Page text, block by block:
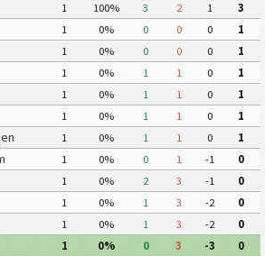
1 100% 3 2 1
3
1 0% 0 0 0
1
1 0% 0 0 0
1
1 0% 1 1 0
1
1 0% 1 1 0
1
1 0% 1 1 0
1
1 0% 1 1 0
1
1 0% 0 1 -1
0
1 0% 2 3 -1
0
1 0% 1 3 -2
0
1 0% 1 3 -2
0
1 0% 0 3 -3
0